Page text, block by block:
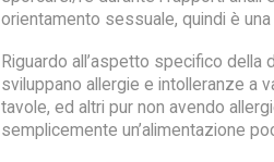
orientamento sessuale, quindi è
Riguardo all’aspetto specifico
sviluppano allergie e intolleranze a
tavole, ed altri pur non avendo
semplicemente un’alimentazione